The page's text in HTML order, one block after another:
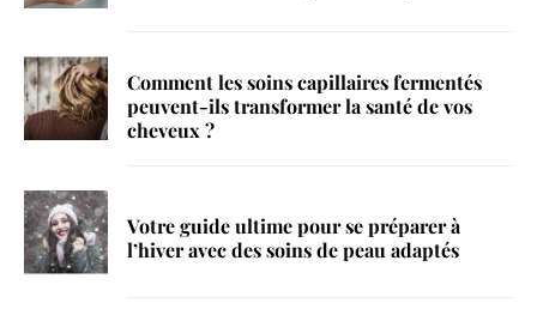
Comment les soins capillaires fermentés
peuvent-ils transformer la santé de vos
cheveux ?
Votre guide ultime pour se préparer à
l’hiver avec des soins de peau adaptés